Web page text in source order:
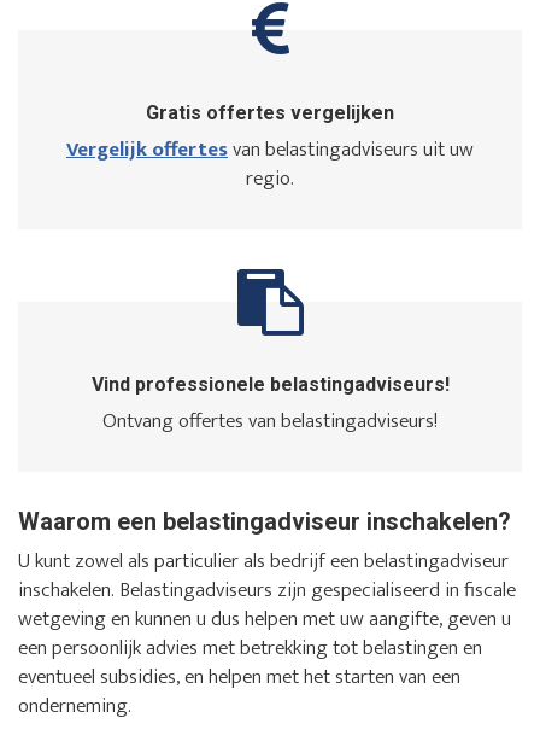
Gratis offertes vergelijken
Vergelijk offertesvan belastingadviseurs uit uw
regio.
Vind professionele belastingadviseurs!
Ontvang offertes van belastingadviseurs!
Waarom een belastingadviseur inschakelen?
U kunt zowel als particulier als bedrijf een belastingadviseur
inschakelen. Belastingadviseurs zijn gespecialiseerd in fiscale
wetgeving en kunnen u dus helpen met uw aangifte, geven u
een persoonlijk advies met betrekking tot belastingen en
eventueel subsidies, en helpen met het starten van een
onderneming.